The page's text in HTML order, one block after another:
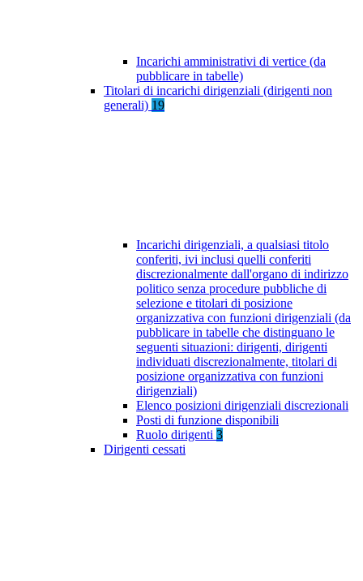
Incarichi amministrativi di vertice (da
pubblicare in tabelle)
Titolari di incarichi dirigenziali (dirigenti non
generali) 19
Incarichi dirigenziali, a qualsiasi titolo
conferiti, ivi inclusi quelli conferiti
discrezionalmente dall'organo di indirizzo
politico senza procedure pubbliche di
selezione e titolari di posizione
organizzativa con funzioni dirigenziali (da
pubblicare in tabelle che distinguano le
seguenti situazioni: dirigenti, dirigenti
individuati discrezionalmente, titolari di
posizione organizzativa con funzioni
dirigenziali)
Elenco posizioni dirigenziali discrezionali
Posti di funzione disponibili
Ruolo dirigenti 3
Dirigenti cessati